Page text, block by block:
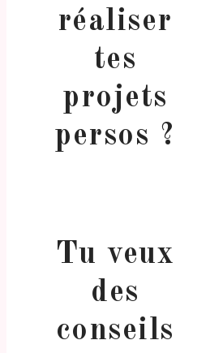
réaliser
tes
projets
persos ?
Tu veux
des
conseils